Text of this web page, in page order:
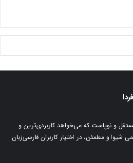
و نوپاست که می‌خواهد کاربردی‌ترین و
شیوا و مطمئن، در اختیار کاربران فارسی‌زبان